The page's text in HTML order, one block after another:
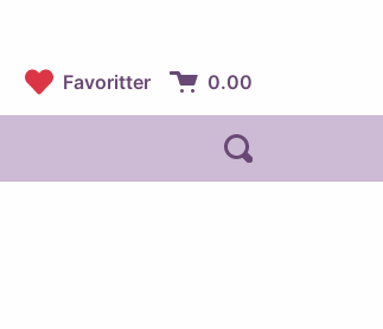
Favoritter
Handlekurv:
0.00